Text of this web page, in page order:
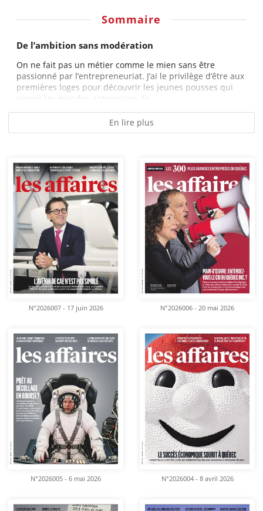
Sommaire
De l’ambition sans modération
On ne fait pas un métier comme le mien sans être
passionné par l’entrepreneuriat. J’ai le privilège d’être aux
premières loges pour découvrir les jeunes pousses qui
seront les grandes entreprises de...
En lire plus
N°2026007 - 17 juin 2026 N°2026006 - 20 mai 2026
N°2026005 - 6 mai 2026 N°2026004 - 8 avril 2026